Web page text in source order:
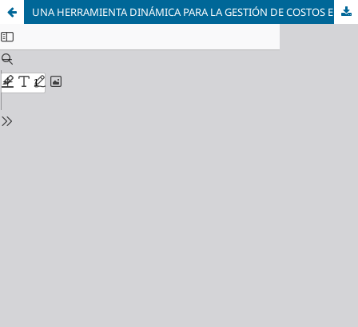
UNA HERRAMIENTA DINÁMICA PARA LA GESTIÓN DE COSTOS EN LA ACTIVIDAD AGRÍCOLA. ESTUDIO DE CASO: ESTABLECIMIENTO AGRÍCOLA DEL SUDOESTE DE LA PROVINCIA DE BUENOS AIRES